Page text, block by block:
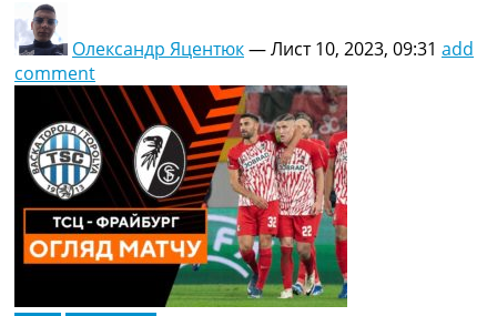
Олександр Яцентюк—Лист 10, 2023, 09:31 add
comment